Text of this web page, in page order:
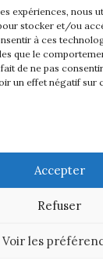
expériences, nous
stocker et/ou
à ces
que le
de ne pas
un effet négatif sur
Accepter
Refuser
Voir les
CGV et
légales &
M&M - Thème